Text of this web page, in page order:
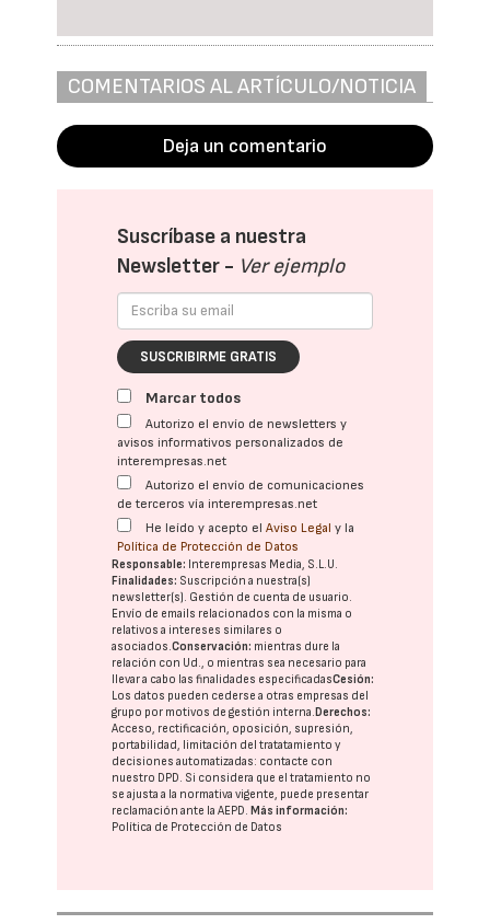
COMENTARIOS AL ARTÍCULO/NOTICIA
Deja un comentario
Suscríbase a nuestra
Newsletter - Ver ejemplo
SUSCRIBIRME GRATIS
Marcar todos
Autorizo el envío de newsletters y
avisos informativos personalizados de
interempresas.net
Autorizo el envío de comunicaciones
de terceros vía interempresas.net
He leído y acepto elAviso Legal y la
Política de Protección de Datos
Responsable: Interempresas Media, S.L.U.
Finalidades: Suscripción a nuestra(s)
newsletter(s). Gestión de cuenta de usuario.
Envío de emails relacionados con la misma o
relativos a intereses similares o
asociados.Conservación: mientras dure la
relación con Ud., o mientras sea necesario para
llevar a cabo las finalidades especificadasCesión:
Los datos pueden cederse a otras empresas del
grupo por motivos de gestión interna.Derechos:
Acceso, rectificación, oposición, supresión,
portabilidad, limitación del tratatamiento y
decisiones automatizadas: contacte con
nuestro DPD. Si considera que el tratamiento no
se ajusta a la normativa vigente, puede presentar
reclamación ante laAEPD.Más información:
Política de Protección de Datos